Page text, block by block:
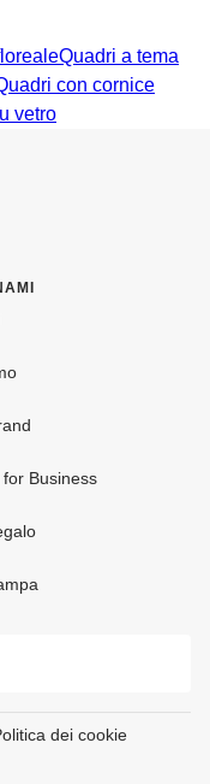
Quadri a tema
con cornice
vetro
for Business
dei cookie